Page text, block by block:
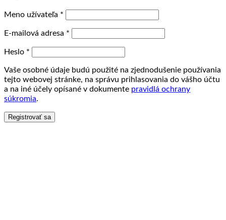
Meno užívateľa *
E-mailová adresa *
Heslo *
Vaše osobné údaje budú použité na zjednodušenie používania
tejto webovej stránke, na správu prihlasovania do vášho účtu
a na iné účely opísané v dokumente pravidlá ochrany
súkromia.
Registrovať sa